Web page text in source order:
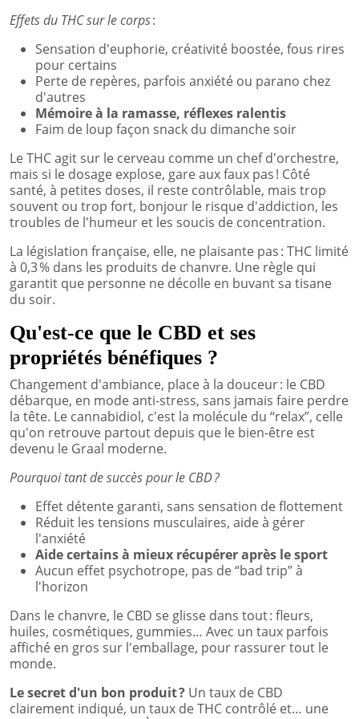
Effets du THC sur le corps:
Sensation d'euphorie, créativité boostée, fous rires
pour certains
Perte de repères, parfois anxiété ou parano chez
d'autres
Mémoire à la ramasse, réflexes ralentis
Faim de loup façon snack du dimanche soir
Le THC agit sur le cerveau comme un chef d'orchestre,
mais si le dosage explose, gare aux faux pas ! Côté
santé, à petites doses, il reste contrôlable, mais trop
souvent ou trop fort, bonjour le risque d'addiction, les
troubles de l'humeur et les soucis de concentration.
La législation française, elle, ne plaisante pas : THC limité
à 0,3 % dans les produits de chanvre. Une règle qui
garantit que personne ne décolle en buvant sa tisane
du soir.
Qu'est-ce que le CBD et ses
propriétés bénéfiques ?
Changement d'ambiance, place à la douceur : le CBD
débarque, en mode anti-stress, sans jamais faire perdre
la tête. Le cannabidiol, c'est la molécule du “relax”, celle
qu'on retrouve partout depuis que le bien-être est
devenu le Graal moderne.
Pourquoi tant de succès pour le CBD ?
Effet détente garanti, sans sensation de flottement
Réduit les tensions musculaires, aide à gérer
l'anxiété
Aide certains à mieux récupérer après le sport
Aucun effet psychotrope, pas de “bad trip” à
l'horizon
Dans le chanvre, le CBD se glisse dans tout : fleurs,
huiles, cosmétiques, gummies… Avec un taux parfois
affiché en gros sur l'emballage, pour rassurer tout le
monde.
Le secret d'un bon produit ? Un taux de CBD
clairement indiqué, un taux de THC contrôlé et… une